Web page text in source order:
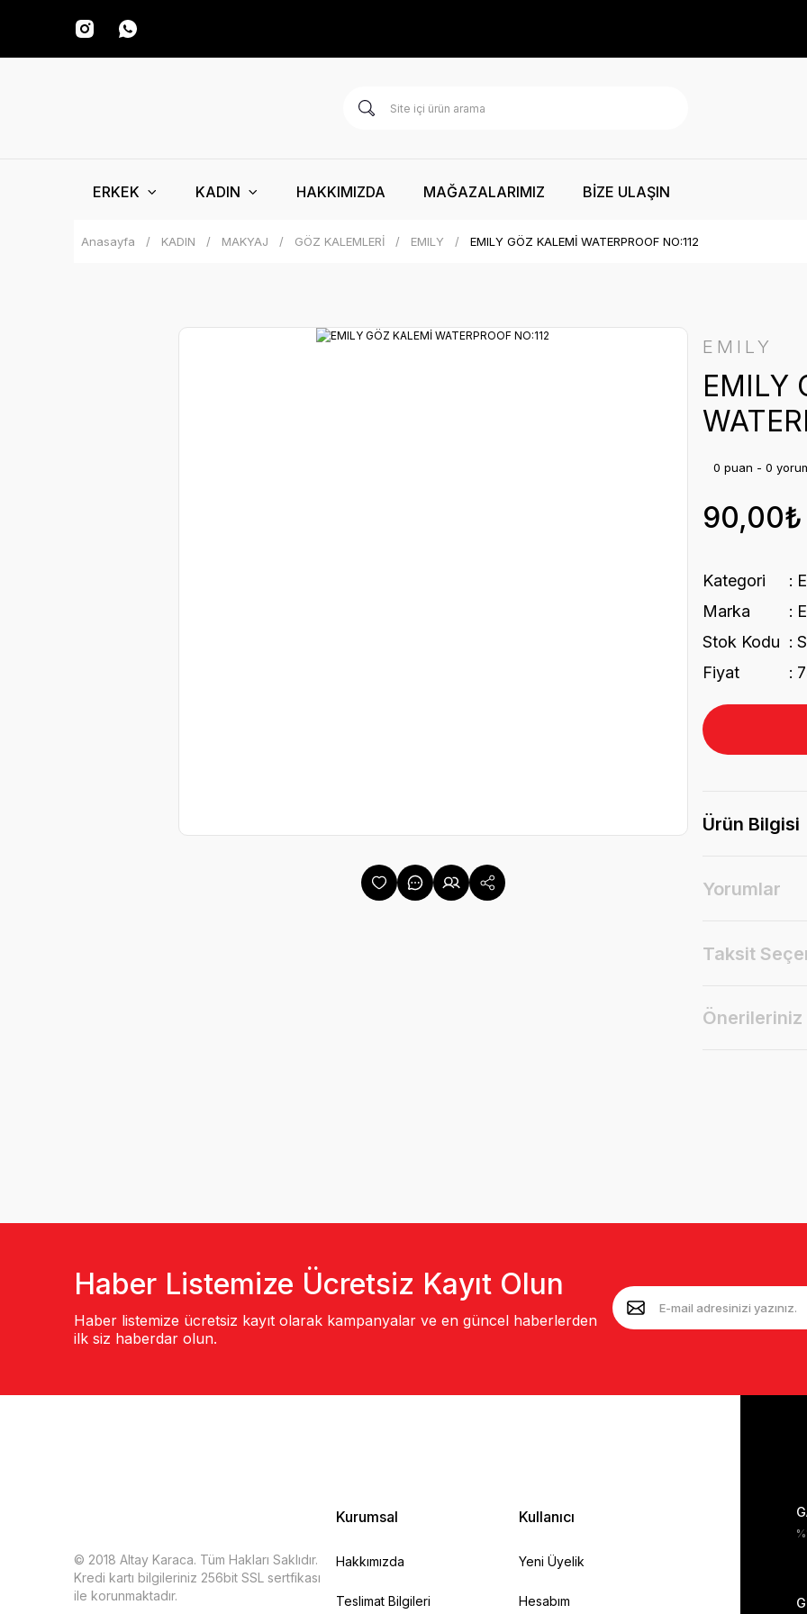
ERKEK KADIN HAKKIMIZDA MAĞAZALARIMIZ BİZE ULAŞIN
Anasayfa KADIN MAKYAJ GÖZ KALEMLERİ EMILY EMILY GÖZ KALEMİ WATERPROOF NO:112
EMILY
EMILY
0 puan - 0
90,00₺
Kategori
Marka
Stok Kodu
Fiyat
Ürün Bilgisi
Yorumlar
Taksit
Önerileriniz
Haber Listemize Ücretsiz Kayıt Olun
Haber listemize ücretsiz kayıt olarak kampanyalar ve en güncel haberlerden
ilk siz haberdar olun.
© 2018 Altay Karaca. Tüm Hakları Saklıdır.
Kredi kartı bilgileriniz 256bit SSL sertfikası
ile korunmaktadır.
Kurumsal
Hakkımızda
Teslimat Bilgileri
Kullanıcı
Yeni Üyelik
Hesabım